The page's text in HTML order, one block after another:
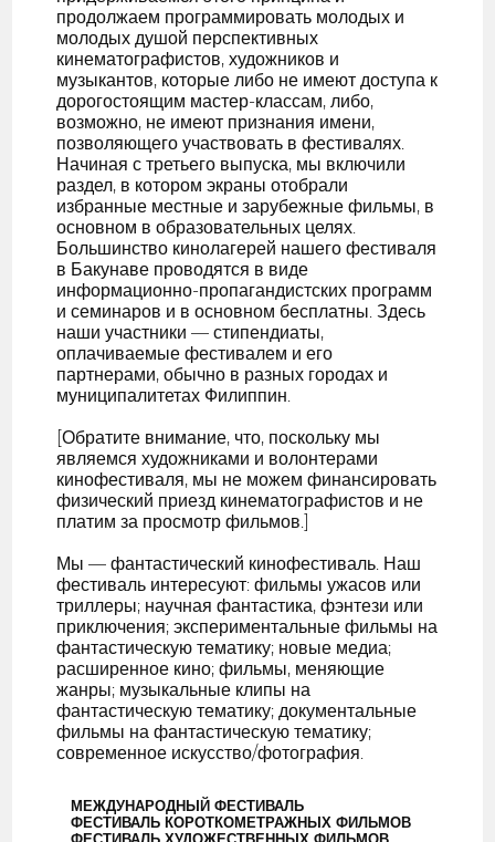
продолжаем программировать молодых и
молодых душой перспективных
кинематографистов, художников и
музыкантов, которые либо не имеют доступа к
дорогостоящим мастер-классам, либо,
возможно, не имеют признания имени,
позволяющего участвовать в фестивалях.
Начиная с третьего выпуска, мы включили
раздел, в котором экраны отобрали
избранные местные и зарубежные фильмы, в
основном в образовательных целях.
Большинство кинолагерей нашего фестиваля
в Бакунаве проводятся в виде
информационно-пропагандистских программ
и семинаров и в основном бесплатны. Здесь
наши участники — стипендиаты,
оплачиваемые фестивалем и его
партнерами, обычно в разных городах и
муниципалитетах Филиппин.
[Обратите внимание, что, поскольку мы
являемся художниками и волонтерами
кинофестиваля, мы не можем финансировать
физический приезд кинематографистов и не
платим за просмотр фильмов.]
Мы — фантастический кинофестиваль. Наш
фестиваль интересуют: фильмы ужасов или
триллеры; научная фантастика, фэнтези или
приключения; экспериментальные фильмы на
фантастическую тематику; новые медиа;
расширенное кино; фильмы, меняющие
жанры; музыкальные клипы на
фантастическую тематику; документальные
фильмы на фантастическую тематику;
современное искусство/фотография.
МЕЖДУНАРОДНЫЙ ФЕСТИВАЛЬ
ФЕСТИВАЛЬ КОРОТКОМЕТРАЖНЫХ ФИЛЬМОВ